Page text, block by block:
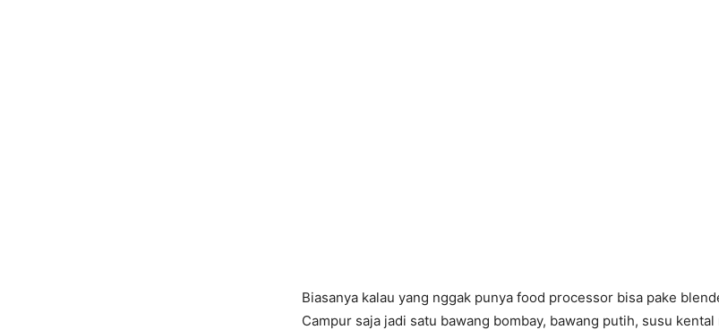
Biasanya kalau yang nggak punya food processor bisa pake
Campur saja jadi satu bawang bombay, bawang putih, susu